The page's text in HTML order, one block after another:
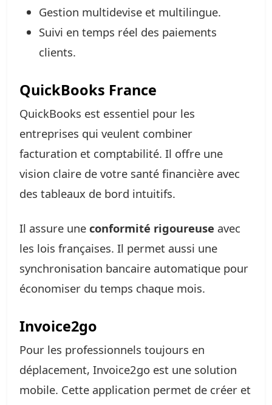
Gestion multidevise et multilingue.
Suivi en temps réel des paiements
clients.
QuickBooks France
QuickBooks est essentiel pour les
entreprises qui veulent combiner
facturation et comptabilité. Il offre une
vision claire de votre santé financière avec
des tableaux de bord intuitifs.
Il assure une conformité rigoureuse avec
les lois françaises. Il permet aussi une
synchronisation bancaire automatique pour
économiser du temps chaque mois.
Invoice2go
Pour les professionnels toujours en
déplacement, Invoice2go est une solution
mobile. Cette application permet de créer et